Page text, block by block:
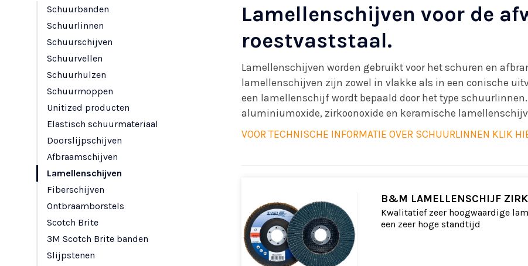
Schuurbanden
Schuurlinnen
Schuurschijven
Schuurvellen
Schuurhulzen
Schuurmoppen
Unitized producten
Elastisch schuurmateriaal
Doorslijpschijven
Afbraamschijven
Lamellenschijven
Fiberschijven
Ontbraamborstels
Scotch Brite
3M Scotch Brite banden
Slijpstenen
Lamellenschijven voor de
roestvaststaal.
Lamellenschijven worden gebruikt voor het schuren en
lamellenschijven zijn zowel in vlakke als in een conische
een lamellenschijf wordt bepaald door het type
aluminiumoxide, zirkoonoxide en keramische
VOOR TECHNISCHE INFORMATIE OVER SCHUURLINNEN KLIK
B&M LAMELLENSCHIJF
Kwalitatief zeer hoogwaardige
een zeer hoge standtijd